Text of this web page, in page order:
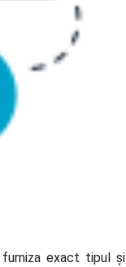
exact tipul și